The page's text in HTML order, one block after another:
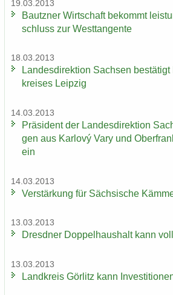
19.03.2013
Bautz­ner Wirt­schaft be­kommt
schluss zur West­tan­gen­te
18.03.2013
Lan­des­di­rek­ti­on Sach­sen
krei­ses Leip­zig
14.03.2013
Prä­si­dent der Lan­des­di­rek­ti­on
gen aus Karlový Vary und
ein
14.03.2013
Ver­stär­kung für Säch­si­sche
13.03.2013
Dresd­ner Dop­pel­haus­halt kann
13.03.2013
Land­kreis Gör­litz kann